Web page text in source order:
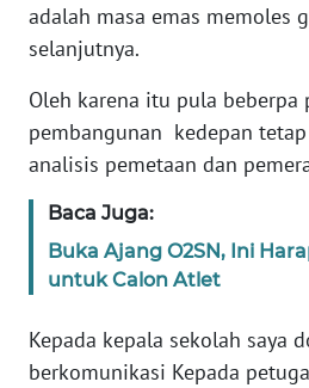
adalah masa emas memoles
selanjutnya.
Oleh karena itu pula beberpa
pembangunan kedepan
analisis pemetaan dan
Baca Juga:
Buka Ajang O2SN, Ini
untuk Calon Atlet
Kepada kepala sekolah saya
berkomunikasi Kepada
WN
PAPUA
BARAT
WN
RIAU
WN
SERAMBI
JAMBI